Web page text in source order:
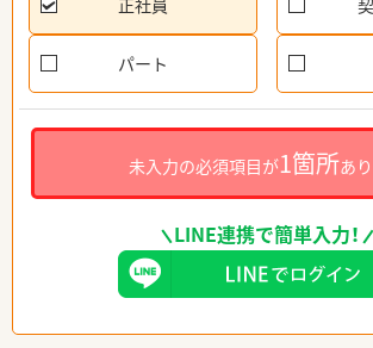
正社員
パート
未入力の必須項目が1箇所あ
LINE連携で簡単入力！